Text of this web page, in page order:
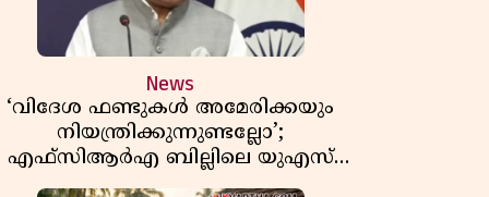
News
‘വിദേശ ഫണ്ടുകൾ അമേരിക്കയും
നിയന്ത്രിക്കുന്നുണ്ടല്ലോ’;
എഫ്സിആർഎ ബില്ലിലെ യുഎസ്
മറുപടിയുമായി ഇന്ത്യ